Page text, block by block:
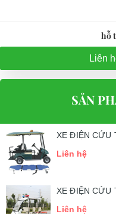
hỗ
Liên
SẢN
XE ĐIỆN CỨU
Liên hệ
XE ĐIỆN CỨU
Liên hệ